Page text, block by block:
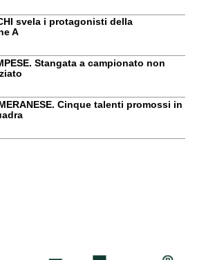
svela i protagonisti della
A
Stangata a campionato non
Cinque talenti promossi in